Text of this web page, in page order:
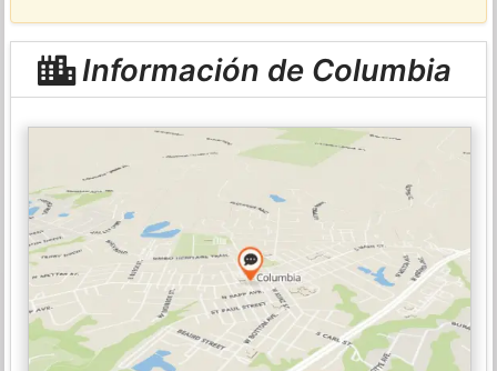
Información de Columbia